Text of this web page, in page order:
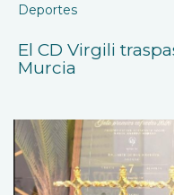
Deportes
El CD Virgili
Murcia